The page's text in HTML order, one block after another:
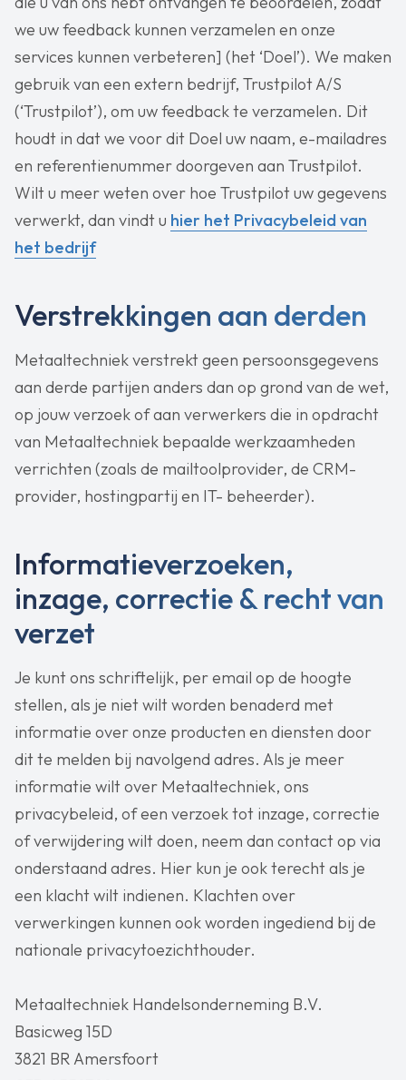
we uw feedback kunnen verzamelen en onze
services kunnen verbeteren] (het ‘Doel’). We maken
gebruik van een extern bedrijf, Trustpilot A/S
(‘Trustpilot’), om uw feedback te verzamelen. Dit
houdt in dat we voor dit Doel uw naam, e-mailadres
en referentienummer doorgeven aan Trustpilot.
Wilt u meer weten over hoe Trustpilot uw gegevens
verwerkt, dan vindt u hier het Privacybeleid van
het bedrijf
Verstrekkingen aan derden
Metaaltechniek verstrekt geen persoonsgegevens
aan derde partijen anders dan op grond van de wet,
op jouw verzoek of aan verwerkers die in opdracht
van Metaaltechniek bepaalde werkzaamheden
verrichten (zoals de mailtoolprovider, de CRM-
provider, hostingpartij en IT- beheerder).
Informatieverzoeken,
inzage, correctie & recht van
verzet
Je kunt ons schriftelijk, per email op de hoogte
stellen, als je niet wilt worden benaderd met
informatie over onze producten en diensten door
dit te melden bij navolgend adres. Als je meer
informatie wilt over Metaaltechniek, ons
privacybeleid, of een verzoek tot inzage, correctie
of verwijdering wilt doen, neem dan contact op via
onderstaand adres. Hier kun je ook terecht als je
een klacht wilt indienen. Klachten over
verwerkingen kunnen ook worden ingediend bij de
nationale privacytoezichthouder.
Metaaltechniek Handelsonderneming B.V.
Basicweg 15D
3821 BR Amersfoort